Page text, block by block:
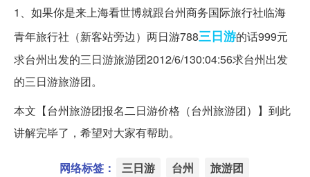
1、如果你是来上海看世博就跟台州商务国际旅行社临海
青年旅行社（新客站旁边）两日游788三日游的话999元
求台州出发的三日游旅游团2012/6/130:04:56求台州出发
的三日游旅游团。
本文【台州旅游团报名二日游价格（台州旅游团）】到此
讲解完毕了，希望对大家有帮助。
网络标签： 三日游 台州 旅游团